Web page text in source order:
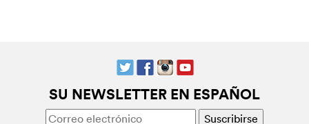
SU NEWSLETTER EN ESPAÑOL